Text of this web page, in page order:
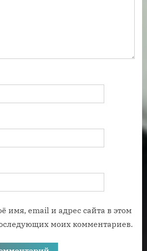
имя, email и адрес сайта в этом
моих комментариев.